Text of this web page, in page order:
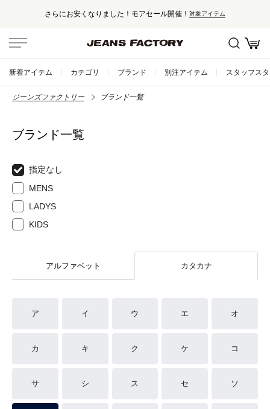
さらにお安くなりました！モアセール開催！ 対象アイテム
新着アイテム カテゴリ ブランド 別注アイテム スタッフス
ジーンズファクトリー ブランド一覧
ブランド一覧
指定なし
MENS
LADYS
KIDS
アルファベット カタカナ
ア イ ウ エ オ
カ キ ク ケ コ
サ シ ス セ ソ